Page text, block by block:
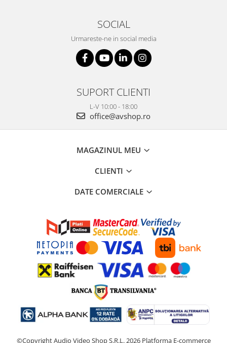
SOCIAL
Urmareste-ne in social media
SUPORT CLIENTI
L-V 10:00 - 18:00
office@avshop.ro
MAGAZINUL MEU
CLIENTI
DATE COMERCIALE
©Copyright Audio Video Shop S.R.L. 2026 Platforma E-commerce